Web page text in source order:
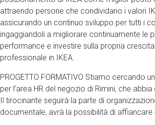
attraendo persone che condividano i valori
assicurando un continuo sviluppo per tutti i
ingaggiandoli a migliorare continuamente le
performance e investire sulla propria crescita
professionale in IKEA.
PROGETTO FORMATIVO Stiamo cercando
per l’area HR del negozio di Rimini, che
Il tirocinante seguirà la parte di
documentale, avrà la possibilità di